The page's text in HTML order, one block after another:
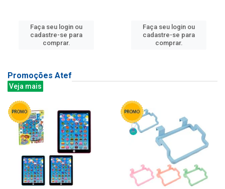
Faça seu login ou
cadastre-se para
comprar.
Faça seu login ou
cadastre-se para
comprar.
Promoções Atef
Veja mais